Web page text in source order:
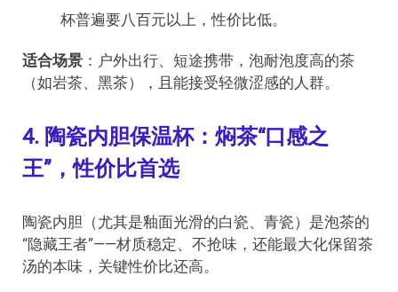
杯普遍要八百元以上，性价比低。
适合场景 ：户外出行、短途携带，泡耐泡度高的茶
（如岩茶、黑茶），且能接受轻微涩感的人群。
4. 陶瓷内胆保温杯：焖茶“口感之
王”，性价比首选
陶瓷内胆（尤其是釉面光滑的白瓷、青瓷）是泡茶的
“隐藏王者”——材质稳定、不抢味，还能最大化保留茶
汤的本味，关键性价比还高。